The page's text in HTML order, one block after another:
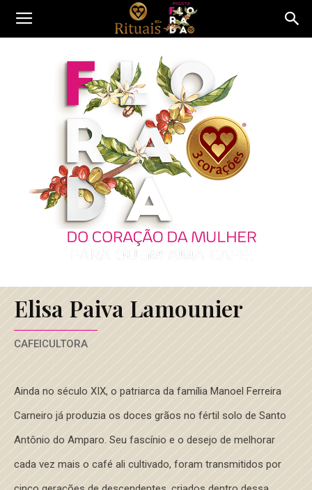
Elisa Paiva Lamounier
CAFEICULTORA
Ainda no século XIX, o patriarca da família Manoel Ferreira
Carneiro já produzia os doces grãos no fértil solo de Santo
Antônio do Amparo. Seu fascínio e o desejo de melhorar
cada vez mais o café ali cultivado, foram transmitidos por